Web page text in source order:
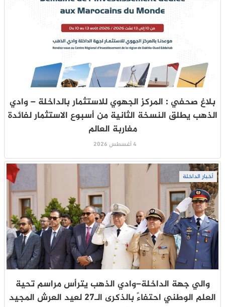
بلاغ صحفي : المركز الجهوي للاستثمار بالداخلة – وادي
الذهب يطلق النسخة الثانية من أسبوع الاستثمار لفائدة
مغاربة العالم
4 أغسطس 2026
أخبار الداخلة
والي جهة الداخلة–وادي الذهب يترأس مراسم تحية
العلم الوطني احتفاءً بالذكرى الـ27 لعيد العرش المجيد